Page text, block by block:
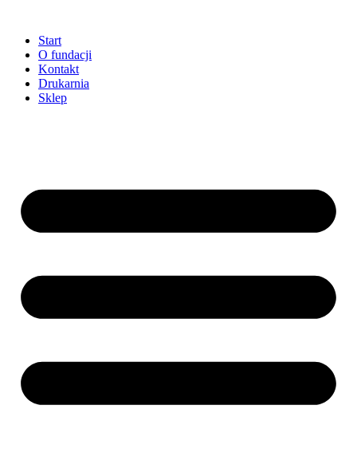
treści
Start
O fundacji
Kontakt
Drukarnia
Sklep